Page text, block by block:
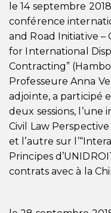
le 14 septembre
conférence
and Road Initiative
for International
Contracting”
Professeure Anna
adjointe, a participé
deux sessions, l’une
Civil Law
et l’autre sur
Principes
contrats avec à la